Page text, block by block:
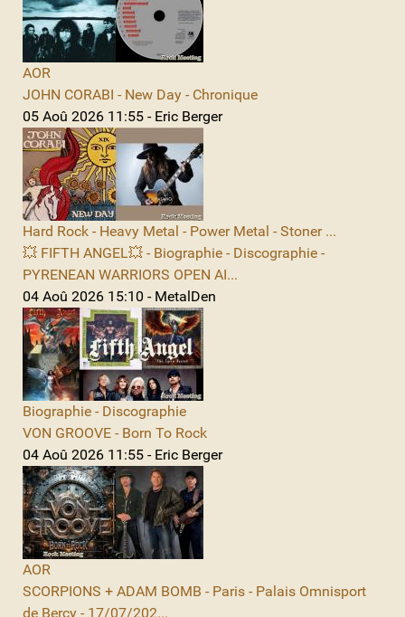
AOR
JOHN CORABI - New Day - Chronique
05 Aoû 2026 11:55 - Eric Berger
Hard Rock - Heavy Metal - Power Metal - Stoner ...
💥 FIFTH ANGEL💥 - Biographie - Discographie -
PYRENEAN WARRIORS OPEN AI...
04 Aoû 2026 15:10 - MetalDen
Biographie - Discographie
VON GROOVE - Born To Rock
04 Aoû 2026 11:55 - Eric Berger
AOR
SCORPIONS + ADAM BOMB - Paris - Palais Omnisport
de Bercy - 17/07/202...